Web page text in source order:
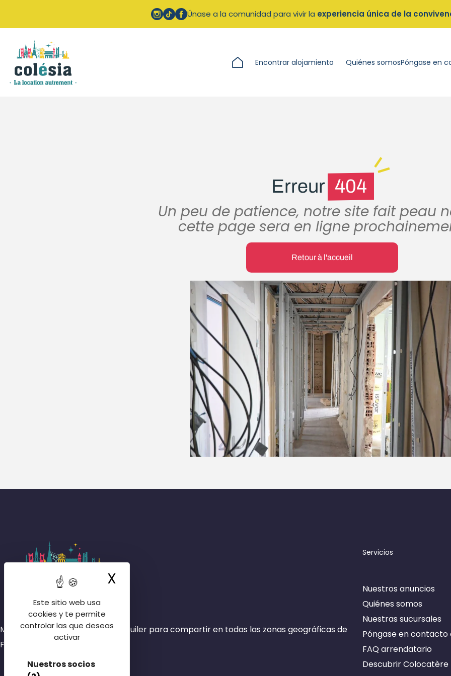
Este sitio web usa
cookies y te permite
controlar las que deseas
activar
Nuestros socios
X
Únase a la comunidad para vivir la experiencia única de la
Encontrar alojamiento Quiénes somosPóngase en
Erreur 404
Un peu de patience, notre site fait peau
cette page sera en ligne
Retour à l'accueil
Más de 4000 habitaciones en alquiler para compartir en todas las zonas geográficas de
Francia.
Servicios
Nuestros anuncios
Quiénes somos
Nuestras sucursales
Póngase en
FAQ arrendatario
Descubrir Colocatère